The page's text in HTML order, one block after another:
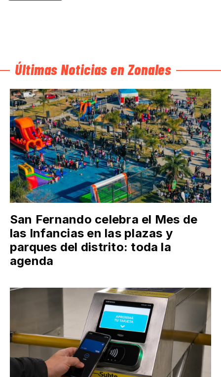
Últimas Noticias en Zonales
San Fernando celebra el Mes de
las Infancias en las plazas y
parques del distrito: toda la
agenda